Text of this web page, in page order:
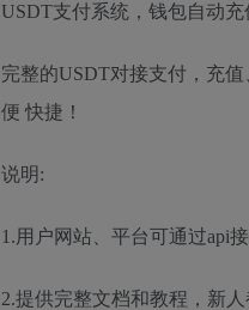
USDT支付系统，钱包自动
完整的USDT对接支付，充
便 快捷！
说明:
1.用户网站、平台可通过api
2.提供完整文档和教程，新